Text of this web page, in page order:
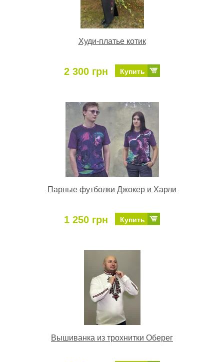
Худи-платье котик
2 300 грн Купить
Парные футболки Джокер и Харли
1 250 грн Купить
Вышиванка из трохнитки Оберег